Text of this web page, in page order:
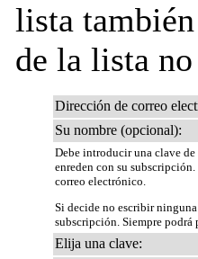
lista
de la lista
Dirección de correo
Su nombre (opcional):
Debe introducir una clave
enreden con su subscripción.
correo electrónico.
Si decide no escribir
subscripción. Siempre podrá
Elija una clave: